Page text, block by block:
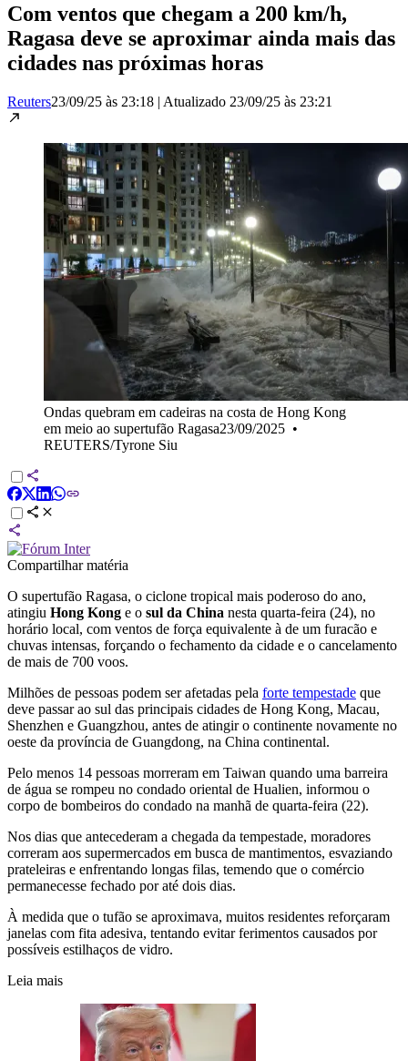
Com ventos que chegam a 200 km/h,
Ragasa deve se aproximar ainda mais das
cidades nas próximas horas
Reuters23/09/25 às 23:18 | Atualizado 23/09/25 às 23:21
Ondas quebram em cadeiras na costa de Hong Kong
em meio ao supertufão Ragasa23/09/2025 •
REUTERS/Tyrone Siu
Compartilhar matéria
O supertufão Ragasa, o ciclone tropical mais poderoso do ano,
atingiu Hong Kong e o sul da China nesta quarta-feira (24), no
horário local, com ventos de força equivalente à de um furacão e
chuvas intensas, forçando o fechamento da cidade e o cancelamento
de mais de 700 voos.
Milhões de pessoas podem ser afetadas pela forte tempestade que
deve passar ao sul das principais cidades de Hong Kong, Macau,
Shenzhen e Guangzhou, antes de atingir o continente novamente no
oeste da província de Guangdong, na China continental.
Pelo menos 14 pessoas morreram em Taiwan quando uma barreira
de água se rompeu no condado oriental de Hualien, informou o
corpo de bombeiros do condado na manhã de quarta-feira (22).
Nos dias que antecederam a chegada da tempestade, moradores
correram aos supermercados em busca de mantimentos, esvaziando
prateleiras e enfrentando longas filas, temendo que o comércio
permanecesse fechado por até dois dias.
À medida que o tufão se aproximava, muitos residentes reforçaram
janelas com fita adesiva, tentando evitar ferimentos causados por
possíveis estilhaços de vidro.
Leia mais